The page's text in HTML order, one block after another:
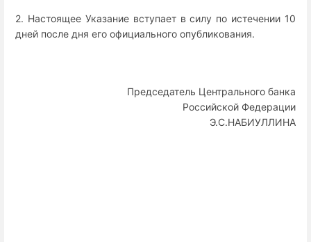
2. Настоящее Указание вступает в силу по истечении 10
дней после дня его официального опубликования.
Председатель Центрального банка
Российской Федерации
Э.С.НАБИУЛЛИНА